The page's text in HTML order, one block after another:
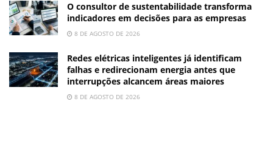
O consultor de sustentabilidade transforma
indicadores em decisões para as empresas
8 DE AGOSTO DE 2026
Redes elétricas inteligentes já identificam
falhas e redirecionam energia antes que
interrupções alcancem áreas maiores
8 DE AGOSTO DE 2026